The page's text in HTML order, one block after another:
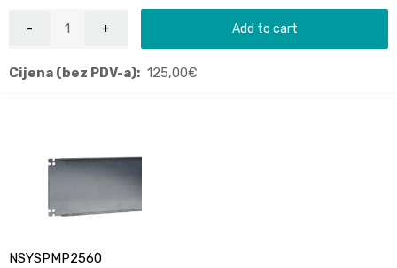
Add to cart
Cijena (bez PDV-a): 125,00€
NSYSPMP2560